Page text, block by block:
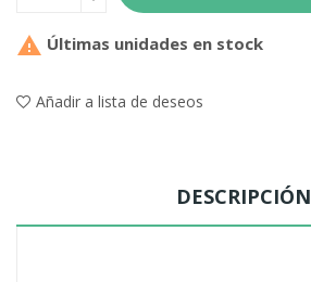
 Últimas unidades en stock
Añadir a lista de deseos
DESCRIPCIÓN